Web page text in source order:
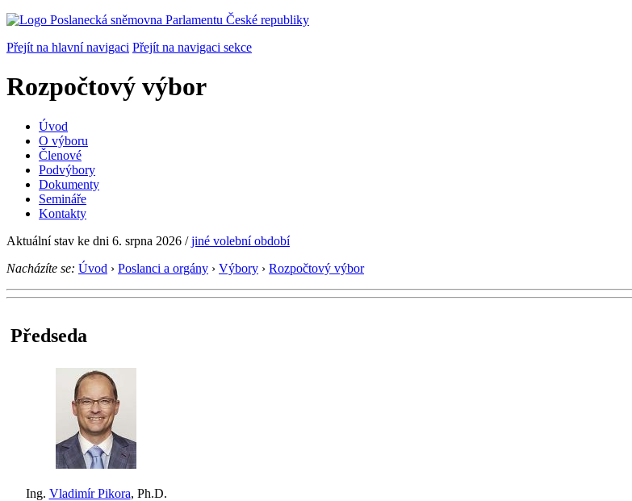
Přejít na hlavní navigaci Přejít na navigaci sekce
Rozpočtový výbor
Úvod
O výboru
Členové
Podvýbory
Dokumenty
Semináře
Kontakty
Aktuální stav ke dni 6. srpna 2026 /jiné volební období
Nacházíte se: Úvod › Poslanci a orgány › Výbory › Rozpočtový výbor
Předseda
Ing. Vladimír Pikora, Ph.D.